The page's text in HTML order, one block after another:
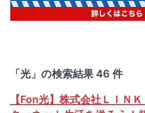
「光」の検索結果 46 件
【Fon光】株式会社ＬＩＮ